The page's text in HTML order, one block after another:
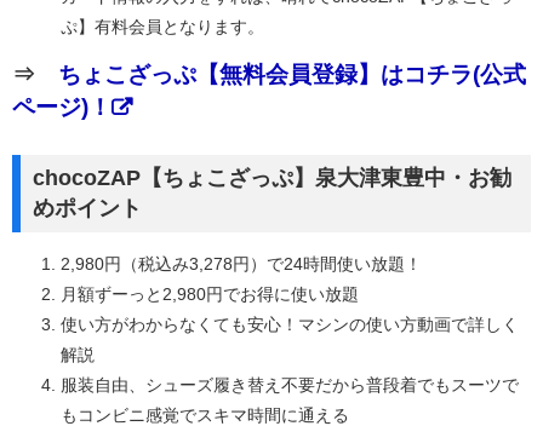
ぷ】有料会員となります。
⇒ ちょこざっぷ【無料会員登録】はコチラ(公式
ページ)！
chocoZAP【ちょこざっぷ】泉大津東豊中・お勧
めポイント
2,980円（税込み3,278円）で24時間使い放題！
月額ずーっと2,980円でお得に使い放題
使い方がわからなくても安心！マシンの使い方動画で詳しく
解説
服装自由、シューズ履き替え不要だから普段着でもスーツで
もコンビニ感覚でスキマ時間に通える